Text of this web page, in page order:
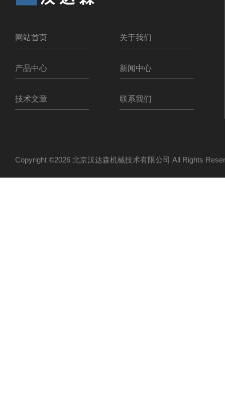
网站首页 关于我们
产品中心 新闻中心
技术文章 联系我们
Copyright ©2026 北京汉达森机械技术有限公司 All Rights